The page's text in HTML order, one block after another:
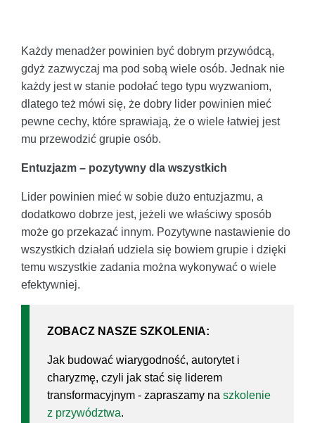
Każdy menadżer powinien być dobrym przywódcą,
gdyż zazwyczaj ma pod sobą wiele osób. Jednak nie
każdy jest w stanie podołać tego typu wyzwaniom,
dlatego też mówi się, że dobry lider powinien mieć
pewne cechy, które sprawiają, że o wiele łatwiej jest
mu przewodzić grupie osób.
Entuzjazm – pozytywny dla wszystkich
Lider powinien mieć w sobie dużo entuzjazmu, a
dodatkowo dobrze jest, jeżeli we właściwy sposób
może go przekazać innym. Pozytywne nastawienie do
wszystkich działań udziela się bowiem grupie i dzięki
temu wszystkie zadania można wykonywać o wiele
efektywniej.
ZOBACZ NASZE SZKOLENIA:
Jak budować wiarygodność, autorytet i
charyzmę, czyli jak stać się liderem
transformacyjnym - zapraszamy na szkolenie
z przywództwa.